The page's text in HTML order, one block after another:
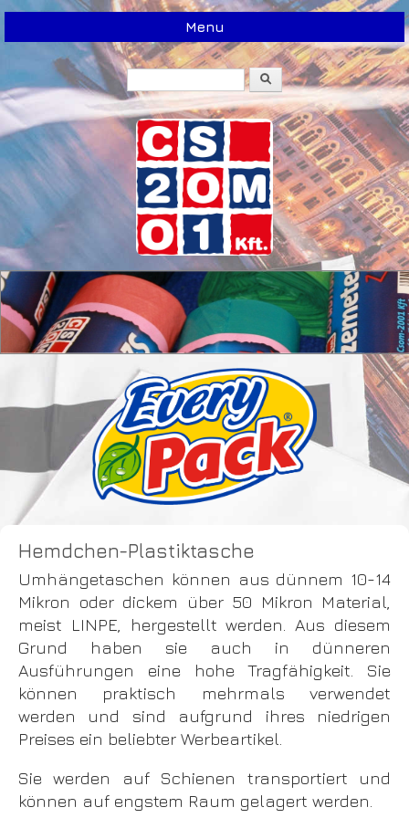
Menu
Search form Search
Hemdchen-Plastiktasche
Umhängetaschen können aus dünnem 10-14
Mikron oder dickem über 50 Mikron Material,
meist LINPE, hergestellt werden. Aus diesem
Grund haben sie auch in dünneren
Ausführungen eine hohe Tragfähigkeit. Sie
können praktisch mehrmals verwendet
werden und sind aufgrund ihres niedrigen
Preises ein beliebter Werbeartikel.
Sie werden auf Schienen transportiert und
können auf engstem Raum gelagert werden.